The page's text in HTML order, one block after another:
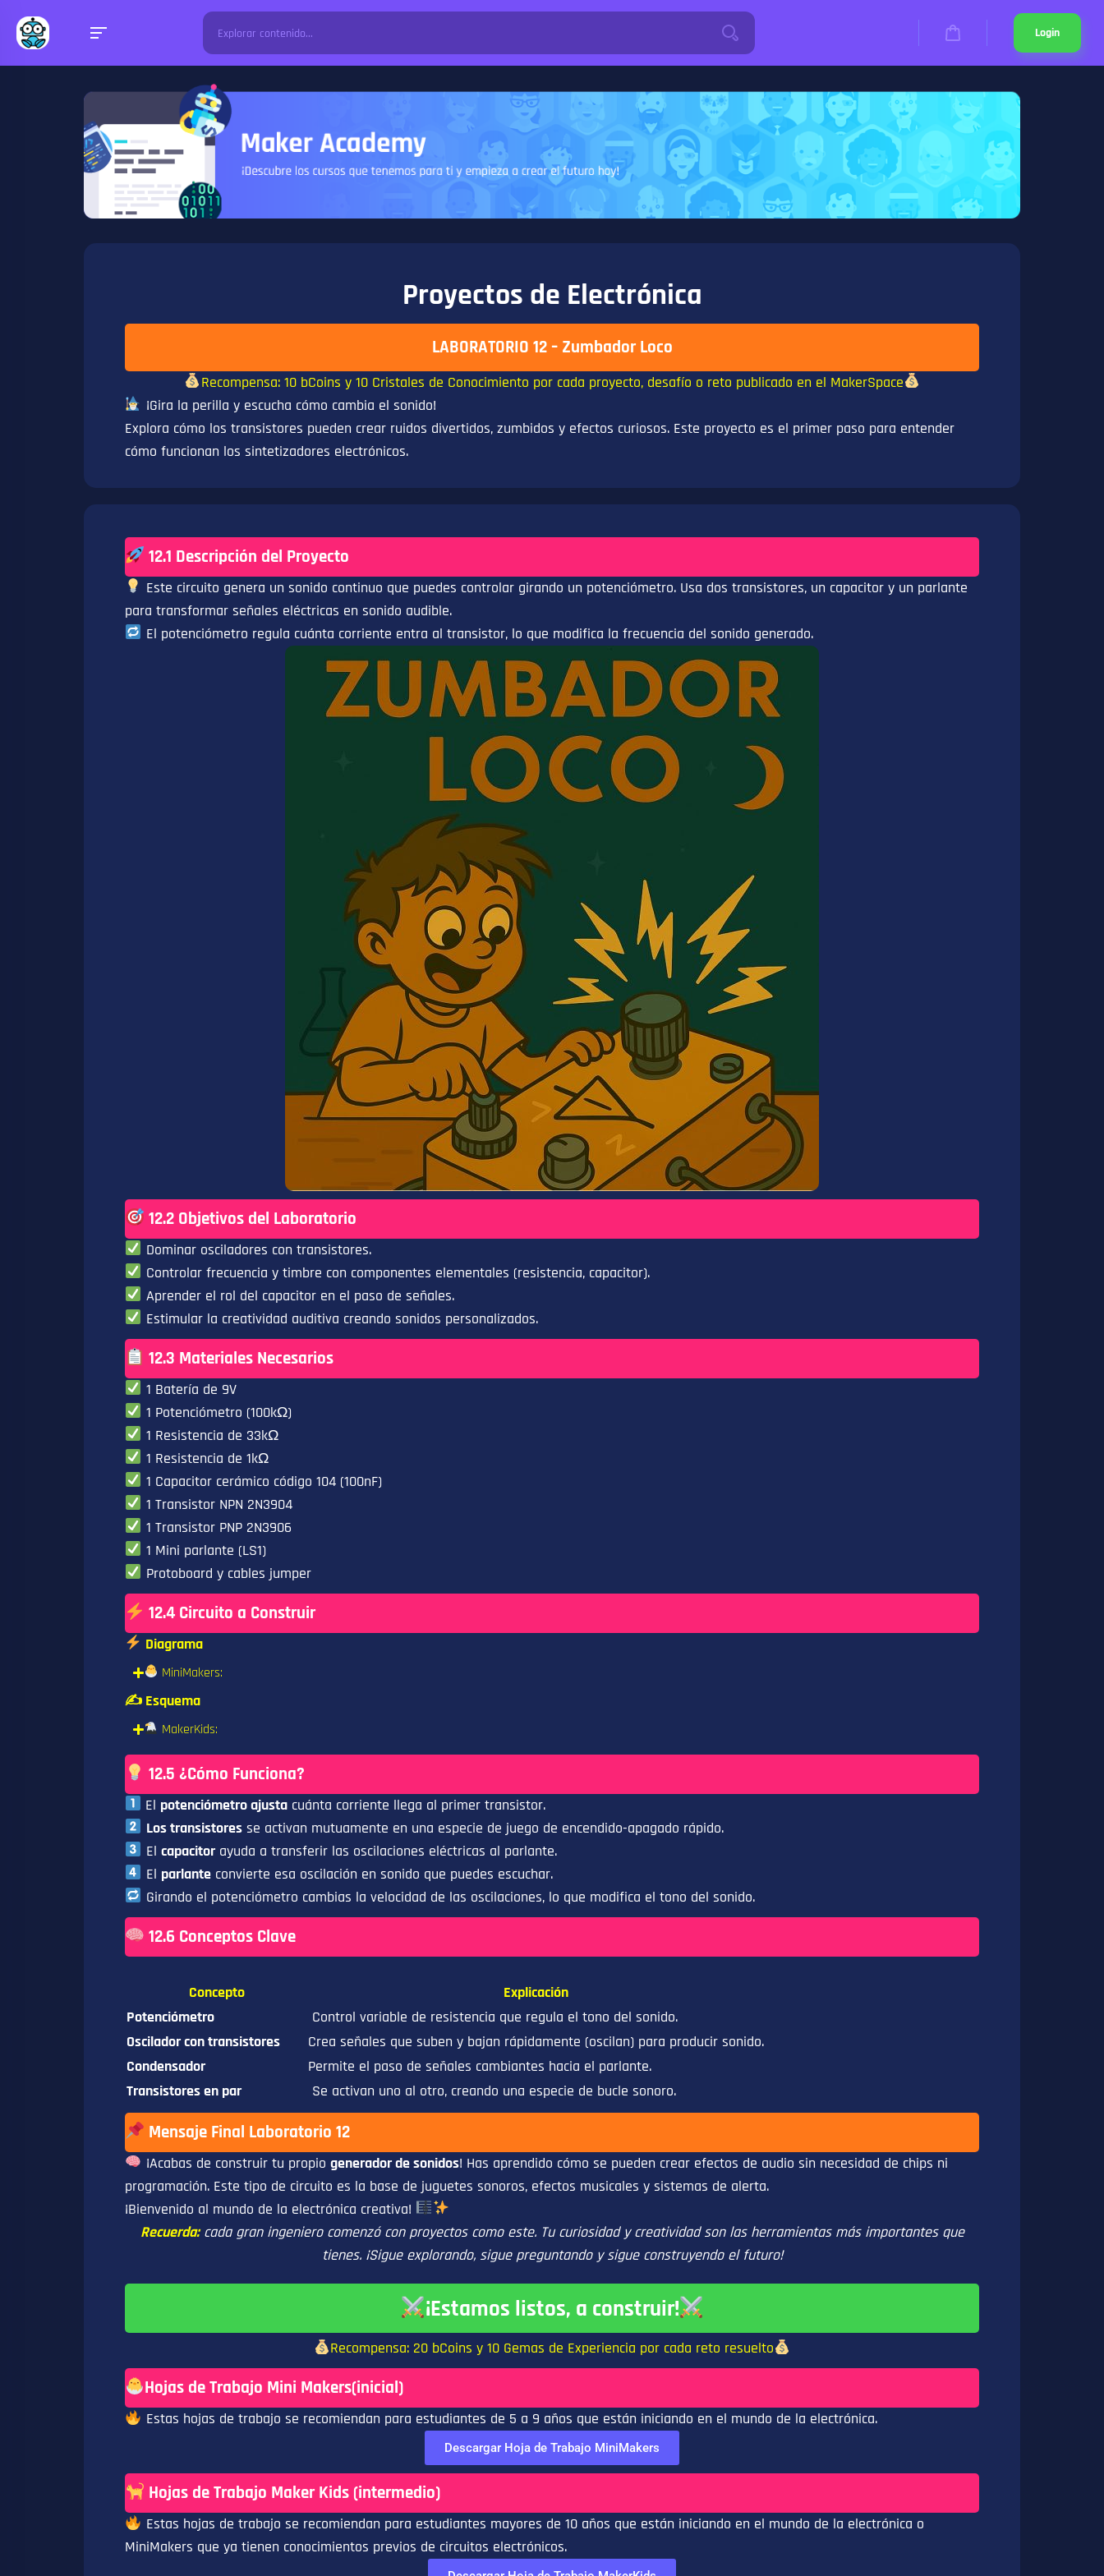
Login
Proyectos de Electrónica
LABORATORIO 12 – Zumbador Loco
Recompensa: 10 bCoins y 10 Cristales de Conocimiento por cada proyecto, desafío o reto publicado en el MakerSpace
¡Gira la perilla y escucha cómo cambia el sonido!
Explora cómo los transistores pueden crear ruidos divertidos, zumbidos y efectos curiosos. Este proyecto es el primer paso para entender
cómo funcionan los sintetizadores electrónicos.
12.1 Descripción del Proyecto
Este circuito genera un sonido continuo que puedes controlar girando un potenciómetro. Usa dos transistores, un capacitor y un parlante
para transformar señales eléctricas en sonido audible.
El potenciómetro regula cuánta corriente entra al transistor, lo que modifica la frecuencia del sonido generado.
12.2 Objetivos del Laboratorio
Dominar osciladores con transistores.
Controlar frecuencia y timbre con componentes elementales (resistencia, capacitor).
Aprender el rol del capacitor en el paso de señales.
Estimular la creatividad auditiva creando sonidos personalizados.
12.3 Materiales Necesarios
1 Batería de 9V
1 Potenciómetro (100kΩ)
1 Resistencia de 33kΩ
1 Resistencia de 1kΩ
1 Capacitor cerámico código 104 (100nF)
1 Transistor NPN 2N3904
1 Transistor PNP 2N3906
1 Mini parlante (LS1)
Protoboard y cables jumper
12.4 Circuito a Construir
Diagrama
MiniMakers:
✍️ Esquema
MakerKids:
12.5 ¿Cómo Funciona?
El potenciómetro ajustacuánta corriente llega al primer transistor.
Los transistoresse activan mutuamente en una especie de juego de encendido-apagado rápido.
El capacitorayuda a transferir las oscilaciones eléctricas al parlante.
El parlanteconvierte esa oscilación en sonido que puedes escuchar.
Girando el potenciómetro cambias la velocidad de las oscilaciones, lo que modifica el tono del sonido.
12.6 Conceptos Clave
Concepto
Explicación
Potenciómetro
Control variable de resistencia que regula el tono del sonido.
Oscilador con transistores
Crea señales que suben y bajan rápidamente (oscilan) para producir sonido.
Condensador
Permite el paso de señales cambiantes hacia el parlante.
Transistores en par
Se activan uno al otro, creando una especie de bucle sonoro.
Mensaje Final Laboratorio 12
¡Acabas de construir tu propio generador de sonidos! Has aprendido cómo se pueden crear efectos de audio sin necesidad de chips ni
programación. Este tipo de circuito es la base de juguetes sonoros, efectos musicales y sistemas de alerta.
¡Bienvenido al mundo de la electrónica creativa!
Recuerda:cada gran ingeniero comenzó con proyectos como este. Tu curiosidad y creatividad son las herramientas más importantes que
tienes. ¡Sigue explorando, sigue preguntando y sigue construyendo el futuro!
¡Estamos listos, a construir!
Recompensa: 20 bCoins y 10 Gemas de Experiencia por cada reto resuelto
Hojas de Trabajo Mini Makers(inicial)
Estas hojas de trabajo se recomiendan para estudiantes de 5 a 9 años que están iniciando en el mundo de la electrónica.
Descargar Hoja de Trabajo MiniMakers
Hojas de Trabajo Maker Kids (intermedio)
Estas hojas de trabajo se recomiendan para estudiantes mayores de 10 años que están iniciando en el mundo de la electrónica o
MiniMakers que ya tienen conocimientos previos de circuitos electrónicos.